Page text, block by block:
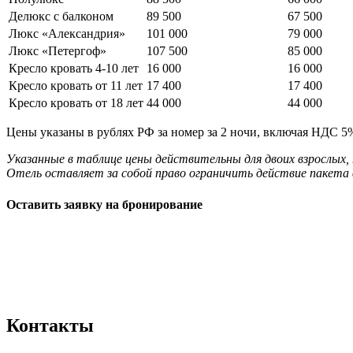
Делюкс с балконом
89 500
67 500
Люкс «Александрия»
101 000
79 000
Люкс «Петергоф»
107 500
85 000
Кресло кровать 4-10 лет
16 000
16 000
Кресло кровать от 11 лет 17 400
17 400
Кресло кровать от 18 лет 44 000 44 000
Цены указаны в рублях РФ за номер за 2 ночи, включая НДС
Указанные в таблице цены действительны для двоих
Отель оставляет за собой право ограничить действие
Оставить заявку на бронирование
Контакты